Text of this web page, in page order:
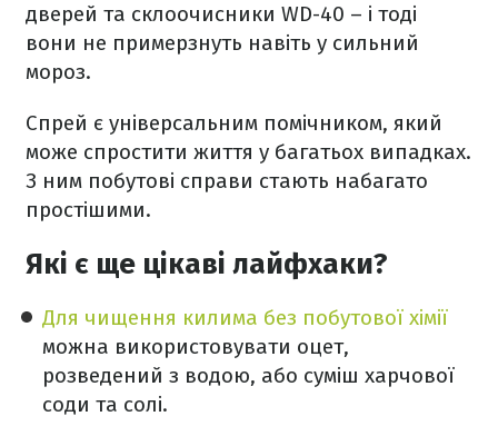
дверей та склоочисники WD-40 – і тоді
вони не примерзнуть навіть у сильний
мороз.
Спрей є універсальним помічником, який
може спростити життя у багатьох випадках.
З ним побутові справи стають набагато
простішими.
Які є ще цікаві лайфхаки?
Для чищення килима без побутової хімії
можна використовувати оцет,
розведений з водою, або суміш харчової
соди та солі.